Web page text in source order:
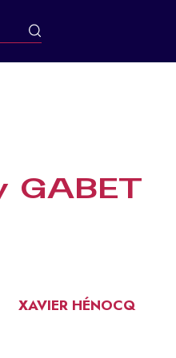
GABET
XAVIER HÉNOCQ